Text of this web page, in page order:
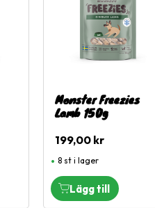
Monster Freezies
Lamb 150g
199,00kr
8 st i lager